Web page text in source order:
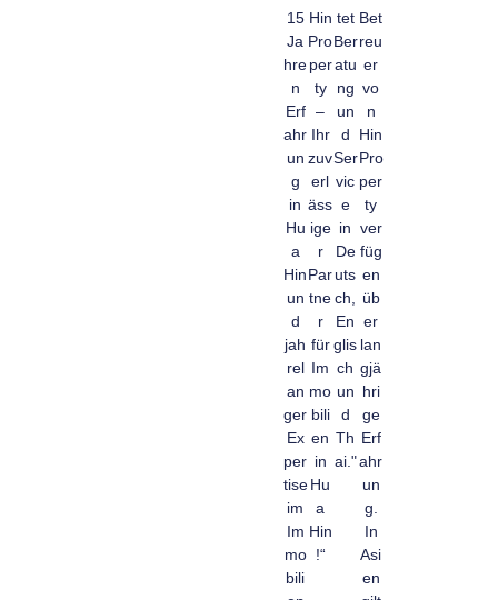
15
Ja
hre
n
Erf
ahr
un
g
in
Hu
a
Hin
un
d
jah
rel
an
ger
Ex
per
tise
im
Im
mo
bili
Hin
Pro
per
ty
–
Ihr
zuv
erl
äss
ige
r
Par
tne
r
für
Im
mo
bili
en
in
Hu
a
Hin
!“
tet
Ber
atu
ng
un
d
Ser
vic
e
in
De
uts
ch,
En
glis
ch
un
d
Th
ai."
Bet
reu
er
vo
n
Hin
Pro
per
ty
ver
füg
en
üb
er
lan
gjä
hri
ge
Erf
ahr
un
g.
In
Asi
en